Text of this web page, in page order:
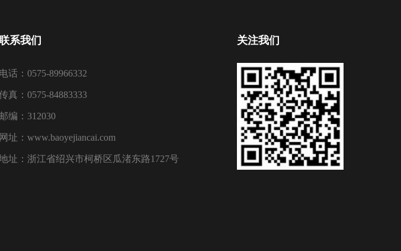
系我们
电话：0575-89966332
真：0575-84883333
邮编：312030
网址：www.baoyejiancai.com
址：浙江省绍兴市柯桥区瓜渚东路1727号
关注我们